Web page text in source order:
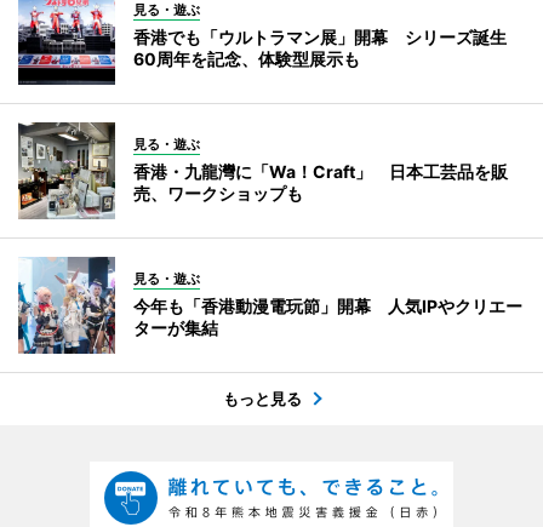
見る・遊ぶ
香港でも「ウルトラマン展」開幕 シリーズ誕生
60周年を記念、体験型展示も
見る・遊ぶ
香港・九龍灣に「Wa！Craft」 日本工芸品を販
売、ワークショップも
見る・遊ぶ
今年も「香港動漫電玩節」開幕 人気IPやクリエー
ターが集結
もっと見る